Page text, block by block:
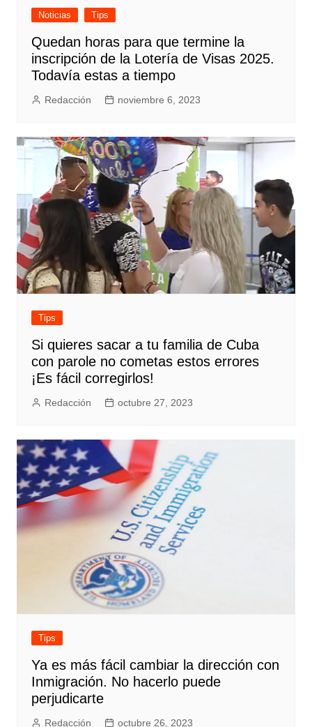
Noticias Tips
Quedan horas para que termine la
inscripción de la Lotería de Visas 2025.
Todavía estas a tiempo
Redacción noviembre 6, 2023
Tips
Si quieres sacar a tu familia de Cuba
con parole no cometas estos errores
¡Es fácil corregirlos!
Redacción octubre 27, 2023
Tips
Ya es más fácil cambiar la dirección con
Inmigración. No hacerlo puede
perjudicarte
Redacción octubre 26, 2023